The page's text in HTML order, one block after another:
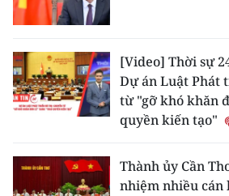
[Video] Thời sự
Dự án Luật Phát
từ "gỡ khó khăn
quyền kiến tạo"
Thành ủy Cần
nhiệm nhiều cán